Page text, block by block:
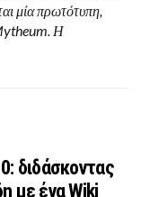
μία πρωτότυπη,
Η
διδάσκοντας
με ένα Wiki